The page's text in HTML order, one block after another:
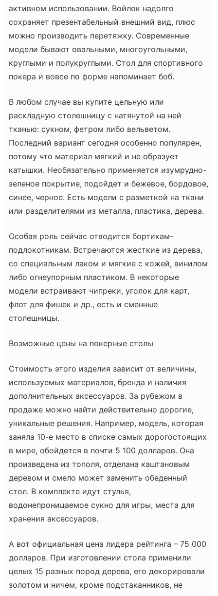
активном использовании. Войлок надолго
сохраняет презентабельный внешний вид, плюс
можно производить перетяжку. Современные
модели бывают овальными, многоугольными,
круглыми и полукруглыми. Стол для спортивного
покера и вовсе по форме напоминает боб.
В любом случае вы купите цельную или
раскладную столешницу с натянутой на ней
тканью: сукном, фетром либо вельветом.
Последний вариант сегодня особенно популярен,
потому что материал мягкий и не образует
катышки. Необязательно применяется изумрудно-
зеленое покрытие, подойдет и бежевое, бордовое,
синее, черное. Есть модели с разметкой на ткани
или разделителями из металла, пластика, дерева.
Особая роль сейчас отводится бортикам-
подлокотникам. Встречаются жесткие из дерева,
со специальным лаком и мягкие с кожей, винилом
либо огнеупорным пластиком. В некоторые
модели встраивают чипреки, уголок для карт,
флот для фишек и др., есть и сменные
столешницы.
Возможные цены на покерные столы
Стоимость этого изделия зависит от величины,
используемых материалов, бренда и наличия
дополнительных аксессуаров. За рубежом в
продаже можно найти действительно дорогие,
уникальные решения. Например, модель, которая
заняла 10-е место в списке самых дорогостоящих
в мире, обойдется в почти 5 100 долларов. Она
произведена из тополя, отделана каштановым
деревом и смело может заменить обеденный
стол. В комплекте идут стулья,
водонепроницаемое сукно для игры, места для
хранения аксессуаров.
А вот официальная цена лидера рейтинга – 75 000
долларов. При изготовлении стола применили
целых 15 разных пород дерева, его декорировали
золотом и ничем, кроме подстаканников, не